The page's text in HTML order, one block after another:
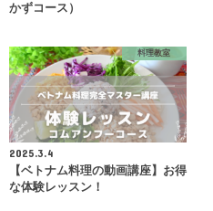
かずコース）
料理教室
2025.3.4
【ベトナム料理の動画講座】お得
な体験レッスン！